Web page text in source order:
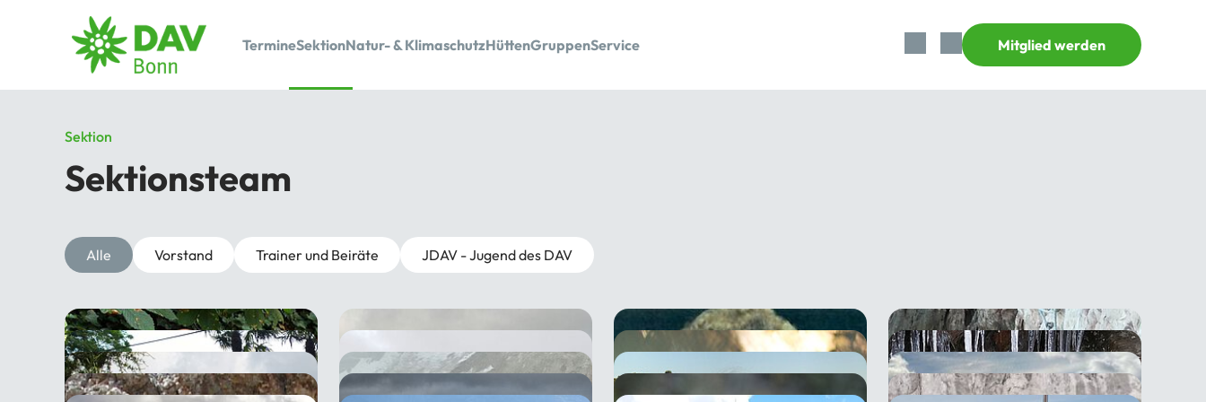
TermineSektionNatur- & KlimaschutzHüttenGruppenService Mitglied werden
Sektion
Sektionsteam
Alle Vorstand Trainer und Beiräte JDAV - Jugend des DAV